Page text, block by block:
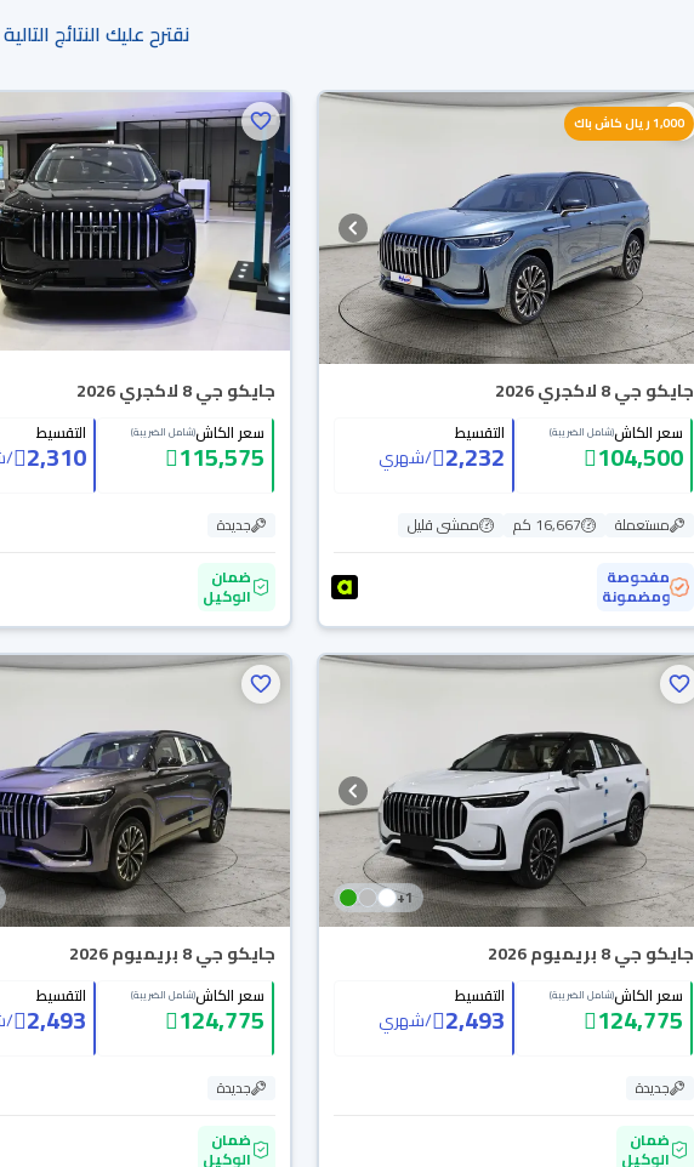
نقترح عليك النتائج التالية
1,000 ريال كاش باك
جايكو جي 8 لاكجري 2026
سعر الكاش(شامل الضريبة)
104,500
التقسيط
2,232
/شهري
مستعملة 16,667 كم
ممشى قليل
مفحوصة
ومضمونة
جايكو جي 8 لاكجري 2026
سعر الكاش(شامل الضريبة)
115,575
التقسيط
2,310
/
جديدة
ضمان
الوكيل
1
+
جايكو جي 8 بريميوم 2026
سعر الكاش(شامل الضريبة)
124,775
التقسيط
2,493
/شهري
جديدة
ضمان
الوكيل
جايكو جي 8 بريميوم 2026
سعر الكاش(شامل الضريبة)
124,775
التقسيط
2,493
/
جديدة
ضمان
الوكيل